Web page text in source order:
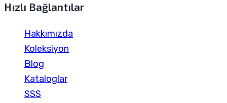
Hızlı Bağlantılar
Hakkımızda
Koleksiyon
Blog
Kataloglar
SSS